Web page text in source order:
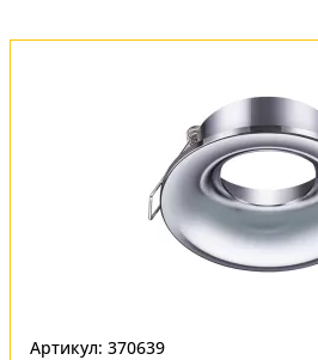
Артикул: 370639